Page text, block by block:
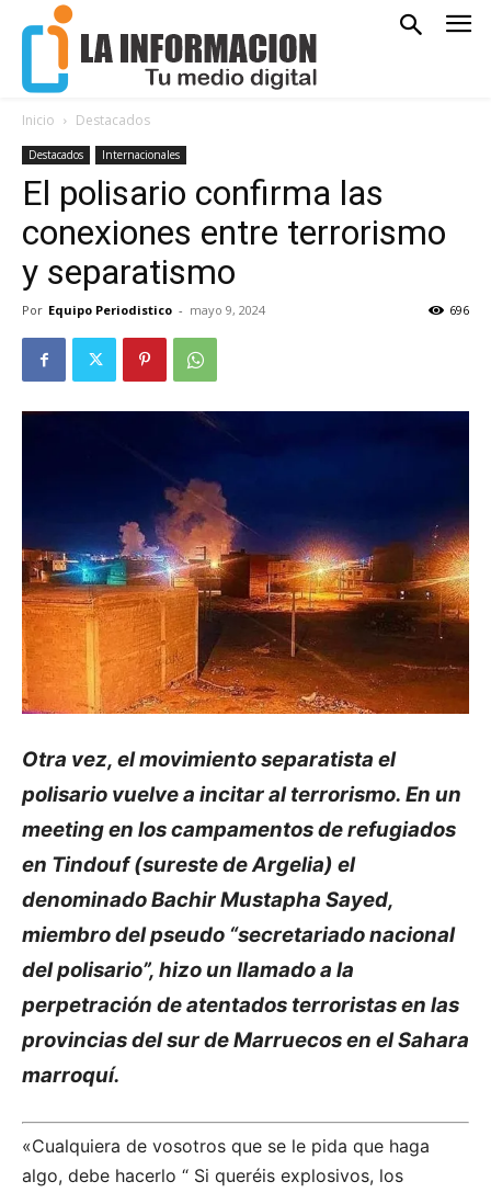
Inicio Destacados
Destacados Internacionales
El polisario confirma las
conexiones entre terrorismo
y separatismo
Por Equipo Periodistico - mayo 9, 2024 696
Otra vez, el movimiento separatista el
polisario vuelve a incitar al terrorismo. En un
meeting en los campamentos de refugiados
en Tindouf (sureste de Argelia) el
denominado Bachir Mustapha Sayed,
miembro del pseudo “secretariado nacional
del polisario”, hizo un llamado a la
perpetración de atentados terroristas en las
provincias del sur de Marruecos en el Sahara
marroquí.
«Cualquiera de vosotros que se le pida que haga
algo, debe hacerlo “ Si queréis explosivos, los